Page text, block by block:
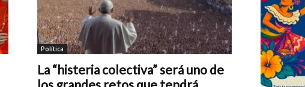
Política
La “histeria colectiva” será uno de